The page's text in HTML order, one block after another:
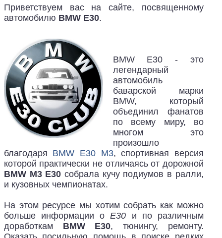
Приветствуем вас на сайте, посвященному
автомобилю BMW E30.
BMW E30 - это
легендарный
автомобиль
баварской марки
BMW, который
объединил фанатов
по всему миру, во
многом это
произошло
благодаря BMW E30 M3, спортивная версия
которой практически не отличаясь от дорожной
BMW M3 E30 собрала кучу подиумов в ралли,
и кузовных чемпионатах.
На этом ресурсе мы хотим собрать как можно
больше информации оE30 и по различным
доработкам BMW E30, тюнингу, ремонту.